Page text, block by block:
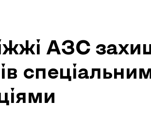
АЗС